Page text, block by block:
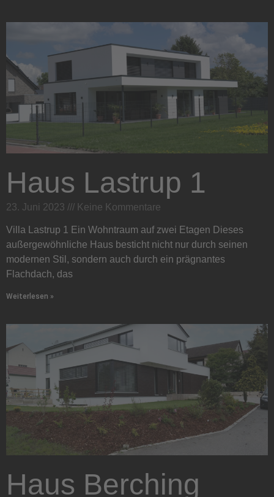
Haus Lastrup 1
23. Juni 2023 Keine Kommentare
Villa Lastrup 1 Ein Wohntraum auf zwei Etagen Dieses
außergewöhnliche Haus besticht nicht nur durch seinen
modernen Stil, sondern auch durch ein prägnantes
Flachdach, das
Weiterlesen »
Haus Berching